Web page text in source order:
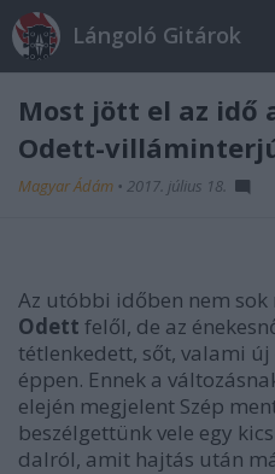
Lángoló Gitárok
Most jött el az idő
Odett-
Magyar Ádám • 2017. július 18.
Az utóbbi időben nem
Odett felől, de az
tétlenkedett, sőt, valami
éppen. Ennek a
elején megjelent Szép
beszélgettünk vele egy
dalról, amit hajtás után